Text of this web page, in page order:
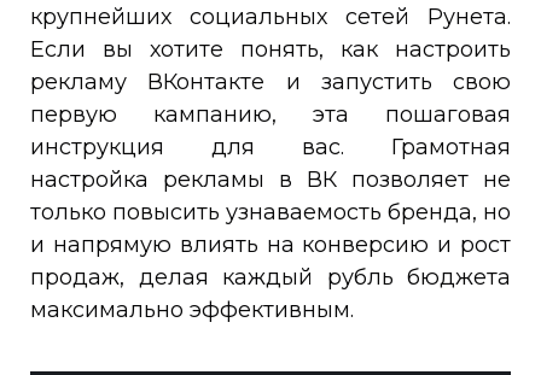
крупнейших социальных сетей Рунета.
Если вы хотите понять, как настроить
рекламу ВКонтакте и запустить свою
первую кампанию, эта пошаговая
инструкция для вас. Грамотная
настройка рекламы в ВК позволяет не
только повысить узнаваемость бренда, но
и напрямую влиять на конверсию и рост
продаж, делая каждый рубль бюджета
максимально эффективным.